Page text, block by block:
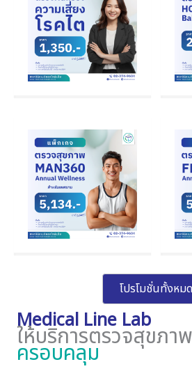
โปรโมชั่นทั้งหมด
Medical Line Lab
ให้บริการตรวจสุขภาพ
ครอบคลุม